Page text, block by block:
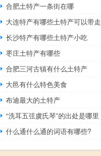
合肥土特产一条街在哪
大连特产有哪些土特产可以带走
长沙特产有哪些土特产小吃
枣庄土特产有哪些
合肥三河古镇有什么土特产
大邑有什么特色美食
布迪最大的土特产
“洗耳五弦虞氏琴”的出处是哪里
什么通什么通的词语有哪些?